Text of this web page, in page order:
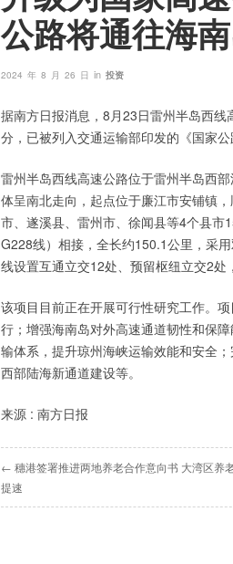
公路将通往海
2024 年 8 月 26 日 in 投资
据南方日报消息，8月23日雷州半岛西
分，已被列入交通运输部印发的《国家
雷州半岛西线高速公路位于雷州半岛西
体呈南北走向，起点位于廉江市安铺镇
市、遂溪县、雷州市、徐闻县等4个县市
G228线）相接，全长约150.1公里，采
线设置互通立交12处、预留枢纽立交2处
该项目目前正在开展可行性研究工作。
行；增强海南岛对外高速通道韧性和保
输体系，提升琼州海峡运输效能和安全
西部陆海新通道建设等。
来源 : 南方日报
← 穗港签署推进两地养老合作意向书 大湾区养
提速